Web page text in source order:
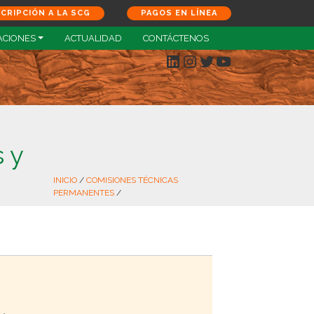
A LA SCG PAGOS EN LÍNEA
ACTUALIDAD CONTÁCTENOS
LinkedIn
Instagram
Twitter
YouTube
y
INICIO / COMISIONES TÉCNICAS
PERMANENTES /